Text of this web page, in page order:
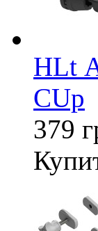
HLt
CUp
379